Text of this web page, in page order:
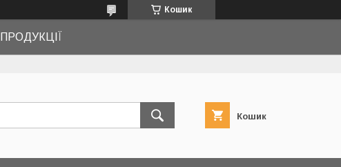
Кошик
Кошик